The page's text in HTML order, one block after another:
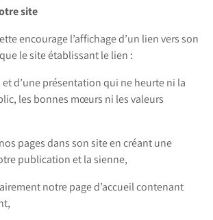
site
encourage l’affichage d’un lien vers son
le site établissant le lien :
et d’une présentation qui ne heurte ni la
les bonnes mœurs ni les valeurs
pages dans son site en créant une
publication et la sienne,
notre page d’accueil contenant